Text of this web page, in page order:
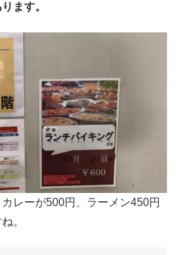
ます。
レーが500円、ラーメン450円
。